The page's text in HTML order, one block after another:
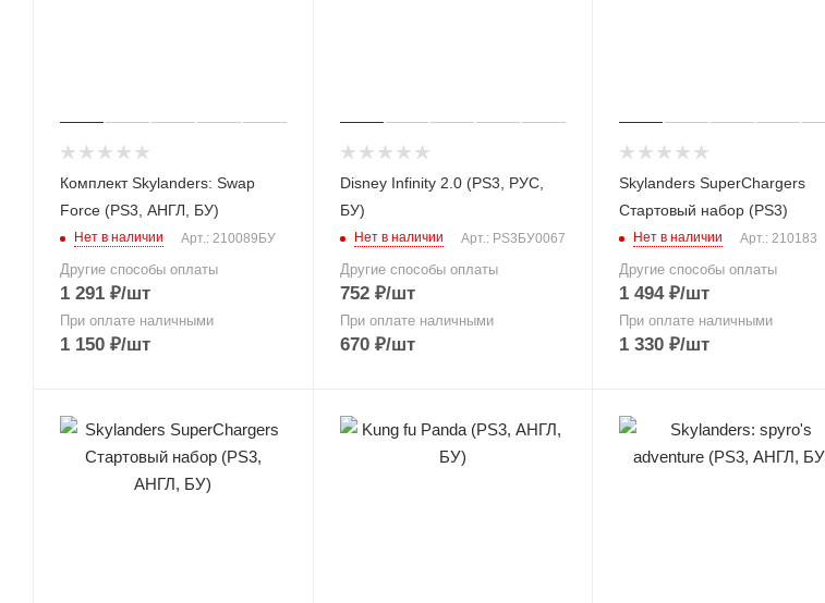
Комплект Skylanders: Swap
Force (PS3, АНГЛ, БУ)
Нет в наличии Арт.: 210089БУ
Другие способы оплаты
1 291 ₽/шт
При оплате наличными
1 150 ₽/шт
Disney Infinity 2.0 (PS3, РУС,
БУ)
Нет в наличии Арт.: PS3БУ0067
Другие способы оплаты
752₽/шт
При оплате наличными
670₽/шт
Skylanders SuperChargers
Стартовый набор (PS3)
Нет в наличии Арт.: 210183
Другие способы оплаты
1 494₽/шт
При оплате наличными
1 330 ₽/шт